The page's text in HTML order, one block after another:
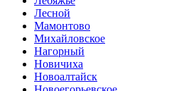
Лесной
Мамонтово
Михайловское
Нагорный
Новичиха
Новоалтайск